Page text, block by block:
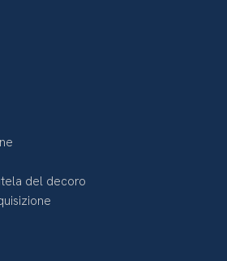
del decoro